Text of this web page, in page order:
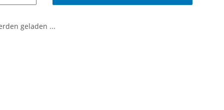
geladen ...